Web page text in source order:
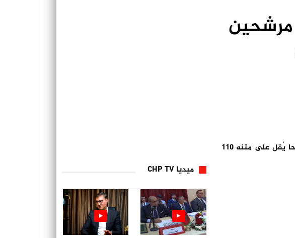
خفر السواحل ينقذ مركبا وعلى متنه 110 مرشحين
كشف مصدر عسكري، أن وحدة لمراقبة الساحل اعترضت، أمس الخميس 14 شتنبر الجاري، قاربا جانحا يُقل على متنه 110
ميديا CHP TV